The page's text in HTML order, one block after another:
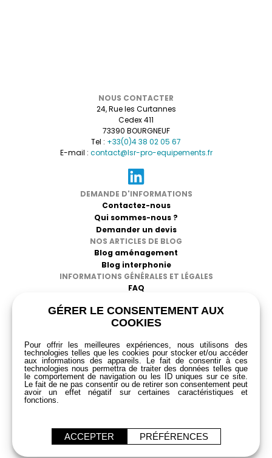
NOUS CONTACTER
24, Rue les Curtannes
Cedex 411
73390 BOURGNEUF
Tel : +33(0)4 38 02 05 67
E-mail : contact@lsr-pro-equipements.fr
DEMANDE D'INFORMATIONS
Contactez-nous
Qui sommes-nous ?
Demander un devis
NOS ARTICLES DE BLOG
Blog aménagement
Blog interphonie
INFORMATIONS GÉNÉRALES ET LÉGALES
FAQ
Mentions légales
Politique de confidentialité
GÉRER LE CONSENTEMENT AUX
COOKIES
Pour offrir les meilleures expériences, nous utilisons des
technologies telles que les cookies pour stocker et/ou accéder
aux informations des appareils. Le fait de consentir à ces
technologies nous permettra de traiter des données telles que
le comportement de navigation ou les ID uniques sur ce site.
Le fait de ne pas consentir ou de retirer son consentement peut
avoir un effet négatif sur certaines caractéristiques et
fonctions.
ACCEPTER PRÉFÉRENCES